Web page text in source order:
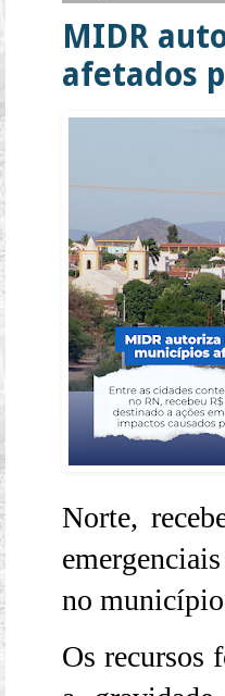
MIDR
afetados
Norte,
no
Os recursos